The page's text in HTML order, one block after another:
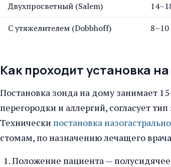
Двухпросветный (Salem)
С утяжелителем (Dobbhoff)
Как проходит установка
Постановка зонда на дому занимает
перегородки и аллергий, согласует
Технически постановка
стомам, по назначению лечащего
Положение пациента —